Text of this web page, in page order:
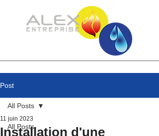
Post
All Posts
All Posts
Installation d'une
11 juin 2023